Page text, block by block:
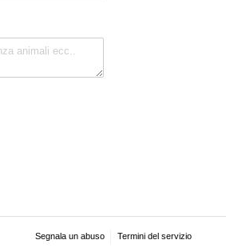
Segnala un abuso Termini del servizio